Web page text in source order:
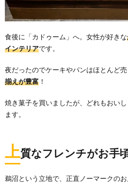
食後に「カドゥーム」へ。女性が好きな
インテリアです。
夜だったのでケーキやパンはほとんど
揃えが豊富 ！
焼き菓子を買いましたが、どれもおい
ます。
上質なフレンチがお手
鵜沼という立地で、正直ノーマークのお